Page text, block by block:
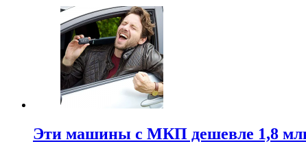
Эти машины с МКП дешевле 1,8